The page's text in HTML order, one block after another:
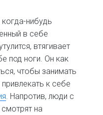
нибудь
в себе
втягивает
под ноги. Он как
чтобы занимать
к себе
. Напротив, люди с
на